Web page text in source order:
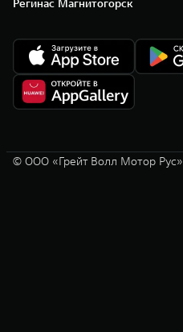
Регинас Магнитогорск
© ООО «Грейт Волл Мотор Рус»